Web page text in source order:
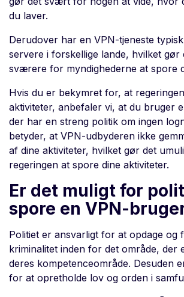
du laver.
Derudover har en VPN-tjeneste
servere i forskellige lande, hvilket gør
sværere for myndighederne at spore
Hvis du er bekymret for, at
aktiviteter, anbefaler vi, at du bruger
der har en streng politik om ingen
betyder, at VPN-udbyderen ikke
af dine aktiviteter, hvilket gør det
regeringen at spore dine aktiviteter.
Er det muligt for
spore en VPN-
Politiet er ansvarligt for at opdage og
kriminalitet inden for det område, der
deres kompetenceområde. Desuden
for at opretholde lov og orden i